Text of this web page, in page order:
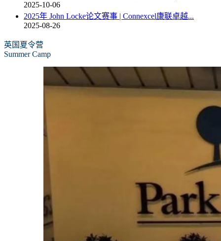
2025-10-06
2025年 John Locke论文赛事 | Connexcel康联卓越...
2025-08-26
英国夏令营
Summer Camp